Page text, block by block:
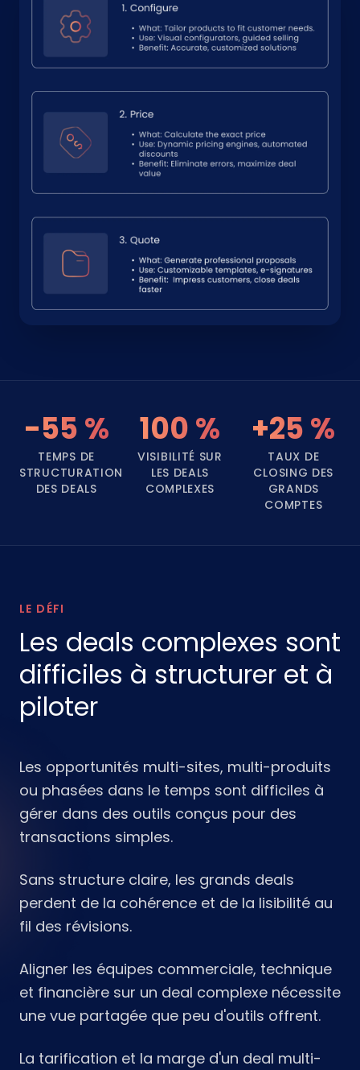
-55 %
TEMPS DE
STRUCTURATION
DES DEALS
100 %
VISIBILITÉ SUR
LES DEALS
COMPLEXES
+25 %
TAUX DE
CLOSING DES
GRANDS
COMPTES
LE DÉFI
Les deals complexes sont
difficiles à structurer et à
piloter
Les opportunités multi-sites, multi-produits
ou phasées dans le temps sont difficiles à
gérer dans des outils conçus pour des
transactions simples.
Sans structure claire, les grands deals
perdent de la cohérence et de la lisibilité au
fil des révisions.
Aligner les équipes commerciale, technique
et financière sur un deal complexe nécessite
une vue partagée que peu d'outils offrent.
La tarification et la marge d'un deal multi-